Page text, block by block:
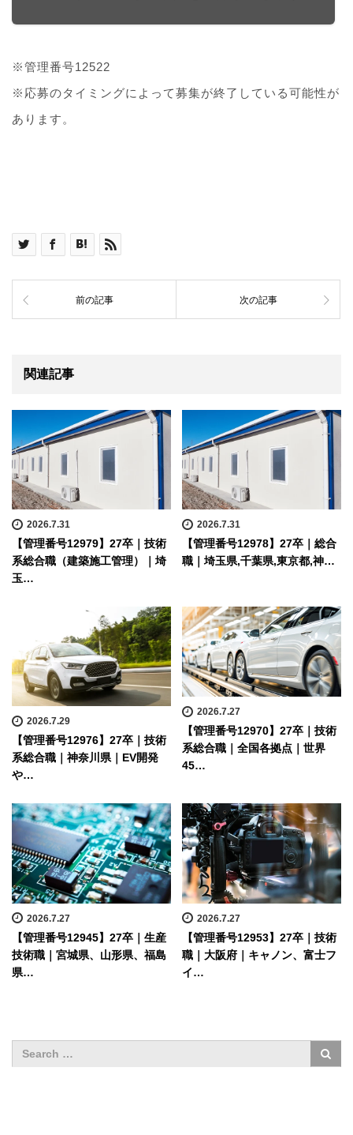
※管理番号12522
※応募のタイミングによって募集が終了している可能性が
あります。
前の記事 次の記事
関連記事
2026.7.31
【管理番号12979】27卒｜技術
系総合職（建築施工管理）｜埼
玉…
2026.7.31
【管理番号12978】27卒｜総合
職｜埼玉県,千葉県,東京都,神…
2026.7.29
【管理番号12976】27卒｜技術
系総合職｜神奈川県｜EV開発
や…
2026.7.27
【管理番号12970】27卒｜技術
系総合職｜全国各拠点｜世界
45…
2026.7.27
【管理番号12945】27卒｜生産
技術職｜宮城県、山形県、福島
県…
2026.7.27
【管理番号12953】27卒｜技術
職｜大阪府｜キャノン、富士フ
イ…